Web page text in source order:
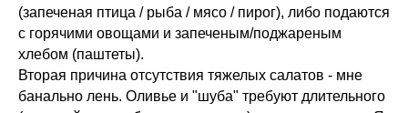
(запеченая птица / рыба / мясо / пирог), либо подаются
с горячими овощами и запеченым/поджареным
хлебом (паштеты).
Вторая причина отсутствия тяжелых салатов - мне
банально лень. Оливье и "шуба" требуют длительного